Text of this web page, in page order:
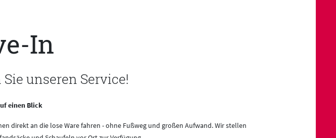
In
unseren Service!
einen Blick
direkt an die lose Ware fahren - ohne Fußweg und großen Aufwand. Wir stellen